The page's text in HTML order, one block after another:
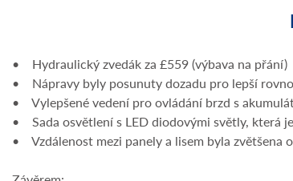
• Hydraulický zvedák za £559 (výbava na přání)
• Nápravy byly posunuty dozadu pro lepší
• Vylepšené vedení pro ovládání brzd s
• Sada osvětlení s LED diodovými světly, která
• Vzdálenost mezi panely a lisem byla zvětšena